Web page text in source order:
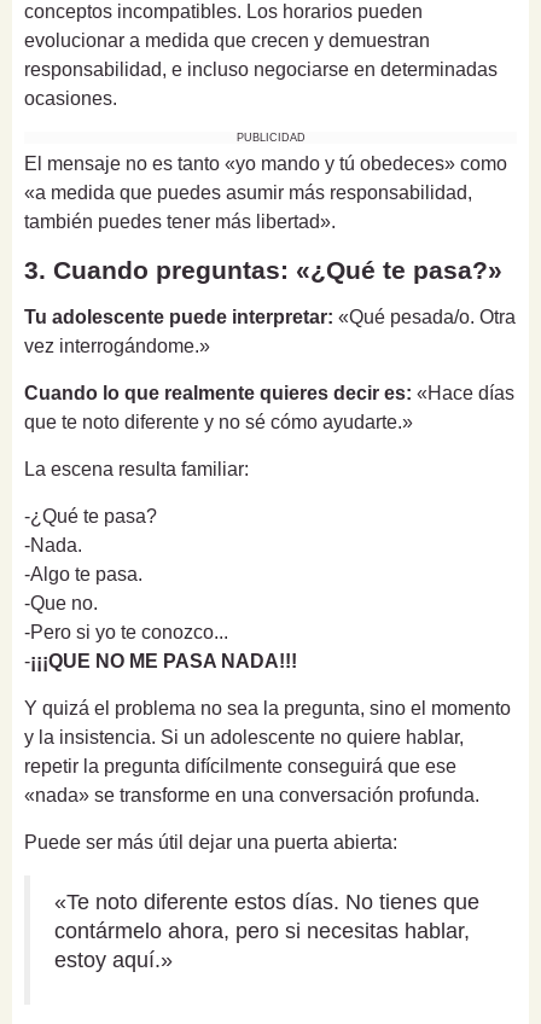
conceptos incompatibles. Los horarios pueden
evolucionar a medida que crecen y demuestran
responsabilidad, e incluso negociarse en determinadas
ocasiones.
PUBLICIDAD
El mensaje no es tanto «yo mando y tú obedeces» como
«a medida que puedes asumir más responsabilidad,
también puedes tener más libertad».
3. Cuando preguntas: «¿Qué te pasa?»
Tu adolescente puede interpretar: «Qué pesada/o. Otra
vez interrogándome.»
Cuando lo que realmente quieres decir es: «Hace días
que te noto diferente y no sé cómo ayudarte.»
La escena resulta familiar:
-¿Qué te pasa?
-Nada.
-Algo te pasa.
-Que no.
-Pero si yo te conozco...
-¡¡¡QUE NO ME PASA NADA!!!
Y quizá el problema no sea la pregunta, sino el momento
y la insistencia. Si un adolescente no quiere hablar,
repetir la pregunta difícilmente conseguirá que ese
«nada» se transforme en una conversación profunda.
Puede ser más útil dejar una puerta abierta:
«Te noto diferente estos días. No tienes que
contármelo ahora, pero si necesitas hablar,
estoy aquí.»